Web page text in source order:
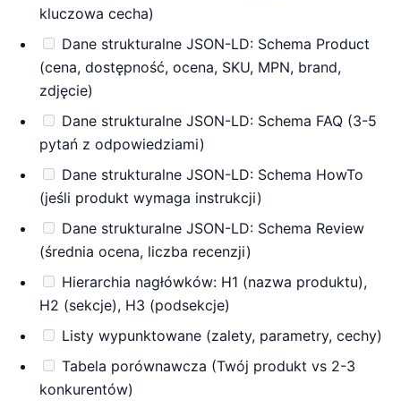
kluczowa cecha)
Dane strukturalne JSON-LD: Schema Product
(cena, dostępność, ocena, SKU, MPN, brand,
zdjęcie)
Dane strukturalne JSON-LD: Schema FAQ (3-5
pytań z odpowiedziami)
Dane strukturalne JSON-LD: Schema HowTo
(jeśli produkt wymaga instrukcji)
Dane strukturalne JSON-LD: Schema Review
(średnia ocena, liczba recenzji)
Hierarchia nagłówków: H1 (nazwa produktu),
H2 (sekcje), H3 (podsekcje)
Listy wypunktowane (zalety, parametry, cechy)
Tabela porównawcza (Twój produkt vs 2-3
konkurentów)